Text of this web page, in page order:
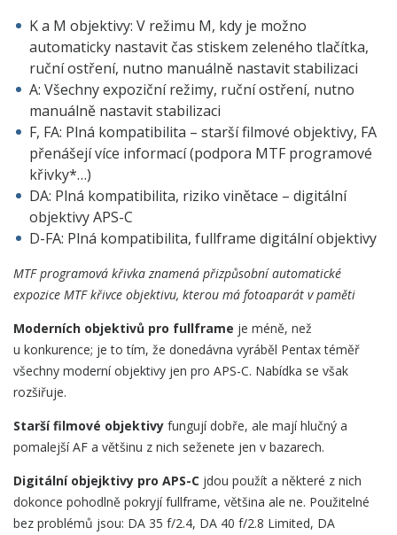
K a M objektivy: V režimu M, kdy je možno
automaticky nastavit čas stiskem zeleného tlačítka,
ruční ostření, nutno manuálně nastavit stabilizaci
A: Všechny expoziční režimy, ruční ostření, nutno
manuálně nastavit stabilizaci
F, FA: Plná kompatibilita – starší filmové objektivy, FA
přenášejí více informací (podpora MTF programové
křivky*…)
DA: Plná kompatibilita, riziko vinětace – digitální
objektivy APS-C
D-FA: Plná kompatibilita, fullframe digitální objektivy
MTF programová křivka znamená přizpůsobní automatické
expozice MTF křivce objektivu, kterou má fotoaparát v paměti
Moderních objektivů pro fullframe je méně, než
u konkurence; je to tím, že donedávna vyráběl Pentax téměř
všechny moderní objektivy jen pro APS-C. Nabídka se však
rozšiřuje.
Starší filmové objektivy fungují dobře, ale mají hlučný a
pomalejší AF a většinu z nich seženete jen v bazarech.
Digitální objejktivy pro APS-C jdou použít a některé z nich
dokonce pohodlně pokryjí fullframe, většina ale ne. Použitelné
bez problémů jsou: DA 35 f/2.4, DA 40 f/2.8 Limited, DA